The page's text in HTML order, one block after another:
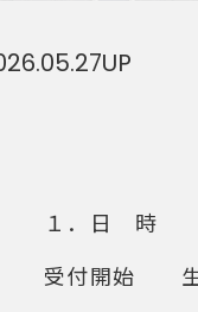
UP
１．日 時
受付開始 生